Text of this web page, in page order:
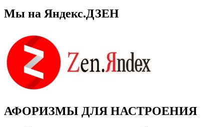
Мы на Яндекс.ДЗЕН
АФОРИЗМЫ ДЛЯ НАСТРОЕНИЯ